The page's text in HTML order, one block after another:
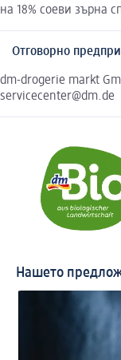
на 18% соеви зърна
Отговорно
dm-drogerie markt
servicecenter@dm.de
Нашето